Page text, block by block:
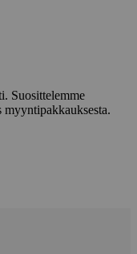
Suosittelemme
myyntipakkauksesta.